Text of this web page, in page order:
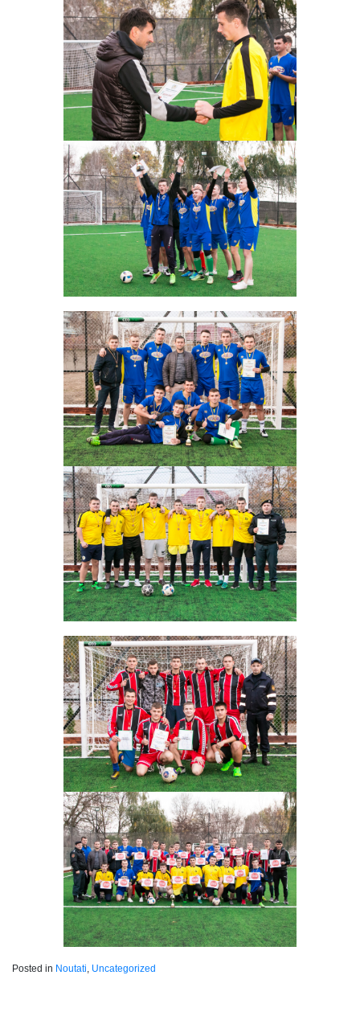
Posted in Noutati, Uncategorized